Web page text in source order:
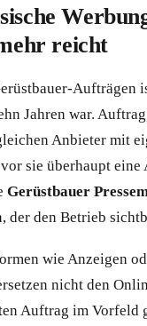
reicht
Aufträgen
Jahren war.
Anbieter mit
sie überhaupt eine
Gerüstbauer
der den Betrieb
wie Anzeigen
nicht den
Auftrag im Vorfeld